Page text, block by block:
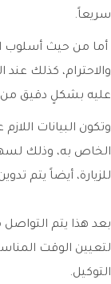
سريعاً.
أما من حيث أسلوب
والاحترام، كذلك
عليه بشكلٍ دقيق من
وتكون البيانات
الخاص به، وذلك
للزيارة، أيضاً يتم
بعد هذا يتم
لتعيين الوقت
التوكيل.